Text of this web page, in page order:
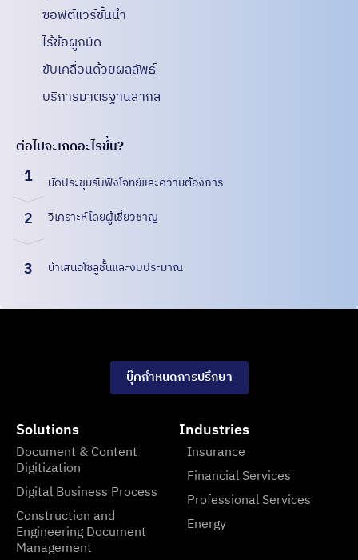
ซอฟต์แวร์ชั้นนำ
ไร้ข้อผูกมัด
ขับเคลื่อนด้วยผลลัพธ์
บริการมาตรฐานสากล
ต่อไปจะเกิดอะไรขึ้น?
1 นัดประชุมรับฟังโจทย์และความต้องการ
2 วิเคราะห์โดยผู้เชี่ยวชาญ
3 นำเสนอโซลูชั้นและงบประมาณ
Solutions Industries
Document & Content
Digitization
Digital Business Process
Construction and
Engineering Document
Management
Insurance
Financial Services
Professional Services
Energy
บุ๊คกำหนดการปรึกษา